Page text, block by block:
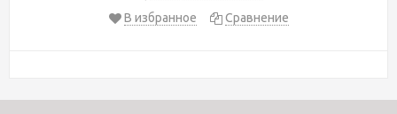
В избранное
Сравнение